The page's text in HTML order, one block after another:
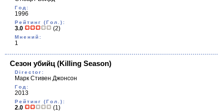
Год:
1996
Рейтинг (Гол.):
3.0 (2)
Мнений:
1
Сезон убийц (Killing Season)
Director:
Марк Стивен Джонсон
Год:
2013
Рейтинг (Гол.):
2.0 (1)